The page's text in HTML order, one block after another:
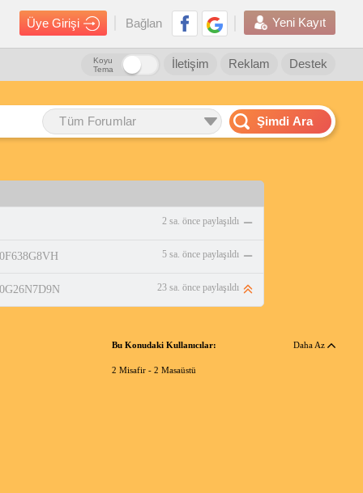
Üye Girişi Bağlan Yeni Kayıt
Destek
Reklam
İletişim
Koyu
Tema
Tüm Forumlar Şimdi Ara
2 sa. önce paylaşıldı
5 sa. önce paylaşıldı
23 sa. önce paylaşıldı
Bu Konudaki Kullanıcılar: Daha Az
2 Misafir - 2 Masaüstü